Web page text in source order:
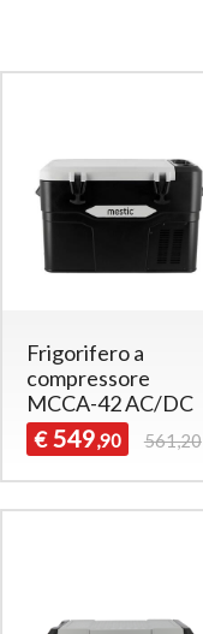
Frigorifero a
compressore
MCCA-42 AC/DC
€ 549,90 561,20